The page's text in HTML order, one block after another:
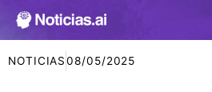
NOTICIAS 08/05/2025